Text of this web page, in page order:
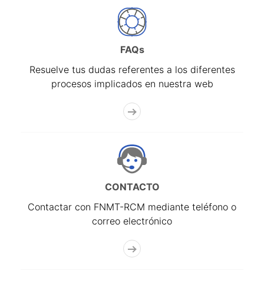
FAQs
Resuelve tus dudas referentes a los diferentes
procesos implicados en nuestra web
CONTACTO
Contactar con FNMT-RCM mediante teléfono o
correo electrónico